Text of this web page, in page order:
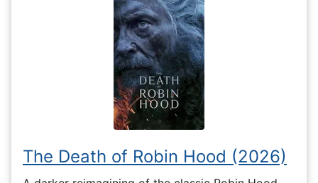
The Death of Robin Hood (2026)